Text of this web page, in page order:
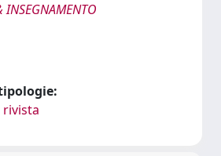
rivista